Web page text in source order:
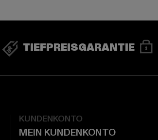
TIEFPREISGARANTIE
KUNDENKONTO
MEIN KUNDENKONTO